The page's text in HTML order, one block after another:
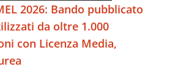
2026: Bando pubblicato
da oltre 1.000
con Licenza Media,